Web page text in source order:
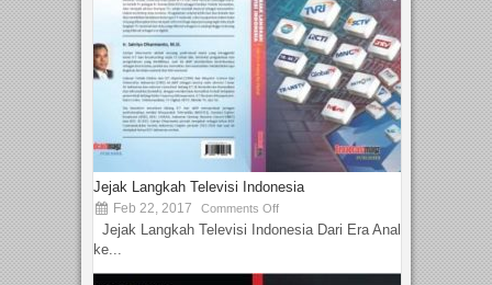
Jejak Langkah Televisi Indonesia
Feb 22, 2017 Comments Off
Jejak Langkah Televisi Indonesia Dari Era Analog
ke...